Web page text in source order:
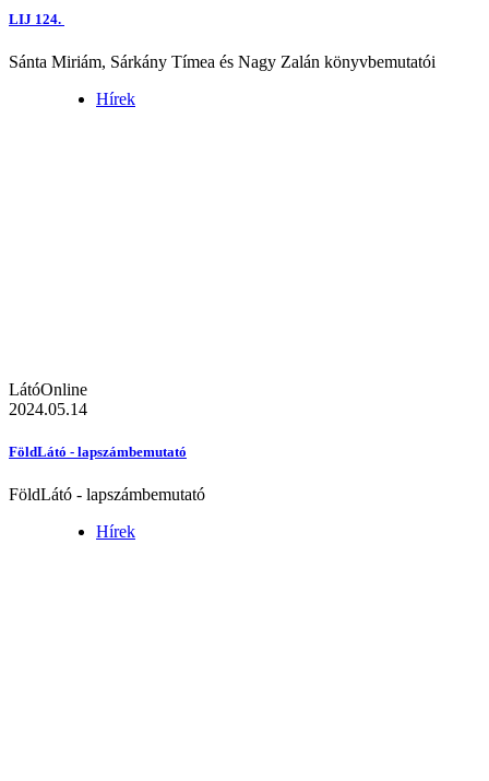
LIJ 124.
Sánta Miriám, Sárkány Tímea és Nagy Zalán könyvbemutatói
Hírek
LátóOnline
2024.05.14
FöldLátó - lapszámbemutató
FöldLátó - lapszámbemutató
Hírek